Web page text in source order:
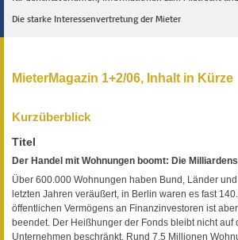
Die starke Interessenvertretung der Mieter
MieterMagazin 1+2/06, Inhalt in Kürze
Kurzüberblick
Titel
Der Handel mit Wohnungen boomt: Die
Über 600.000 Wohnungen haben Bund, Länder
letzten Jahren veräußert, in Berlin waren es fast
öffentlichen Vermögens an Finanzinvestoren ist
beendet. Der Heißhunger der Fonds bleibt nicht auf
Unternehmen beschränkt. Rund 7,5 Millionen